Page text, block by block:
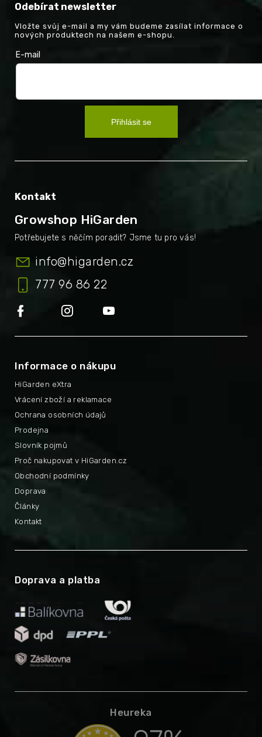
Odebírat newsletter
Vložte svůj e-mail a my vám budeme zasílat informace o
nových produktech na našem e-shopu.
E-mail
Přihlásit se
Kontakt
Growshop HiGarden
info@higarden.cz
777 96 86 22
Informace o nákupu
HiGarden eXtra
Proč nakupovat v HiGarden.cz
Vrácení zboží a reklamace
Obchodní podmínky
Ochrana osobních údajů
Doprava
Prodejna
Články
Slovník pojmů
Kontakt
Doprava a platba
Heureka